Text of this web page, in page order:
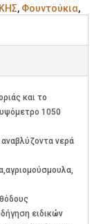
, Φουντούκια,
και το
1050
νερά
ειδικών